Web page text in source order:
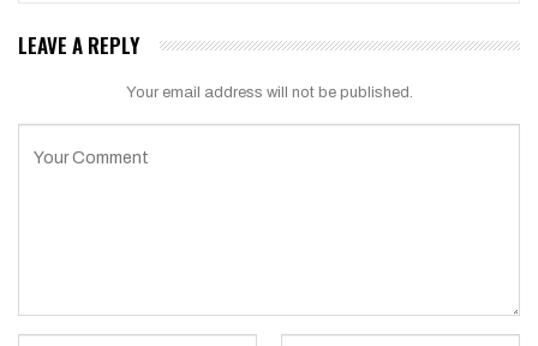
LEAVE A REPLY
Your email address will not be published.